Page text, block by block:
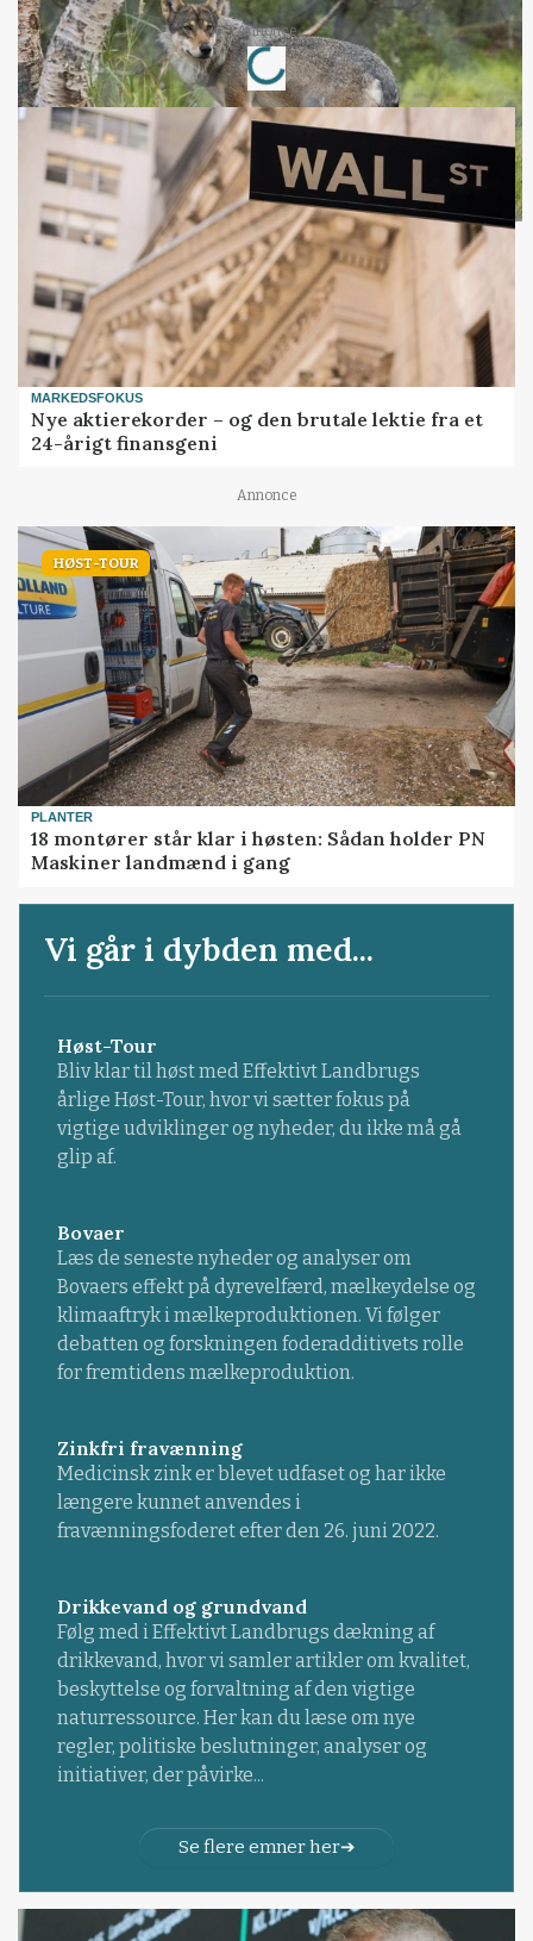
Annonce
Loading...
MARKEDSFOKUS
Nye aktierekorder – og den brutale lektie fra et
24-årigt finansgeni
Annonce
HØST-TOUR
PLANTER
18 montører står klar i høsten: Sådan holder PN
Maskiner landmænd i gang
Vi går i dybden med...
Høst-Tour
Bliv klar til høst med Effektivt Landbrugs
årlige Høst-Tour, hvor vi sætter fokus på
vigtige udviklinger og nyheder, du ikke må gå
glip af.
Bovaer
Læs de seneste nyheder og analyser om
Bovaers effekt på dyrevelfærd, mælkeydelse og
klimaaftryk i mælkeproduktionen. Vi følger
debatten og forskningen foderadditivets rolle
for fremtidens mælkeproduktion.
Zinkfri fravænning
Medicinsk zink er blevet udfaset og har ikke
længere kunnet anvendes i
fravænningsfoderet efter den 26. juni 2022.
Drikkevand og grundvand
Følg med i Effektivt Landbrugs dækning af
drikkevand, hvor vi samler artikler om kvalitet,
beskyttelse og forvaltning af den vigtige
naturressource. Her kan du læse om nye
regler, politiske beslutninger, analyser og
initiativer, der påvirke...
Se flere emner her